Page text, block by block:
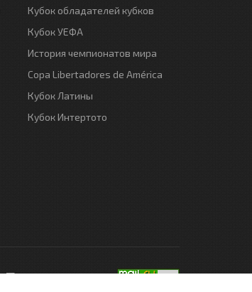
Кубок обладателей кубков
Кубок УЕФА
История чемпионатов мира
Copa Libertadores de América
Кубок Латины
Кубок Интертото